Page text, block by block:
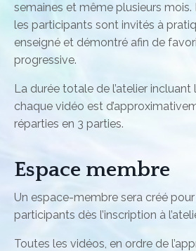
semaines et même plusieurs mois.
les participants sont invités à
enseigné et démontré afin de
progressive.
La durée totale de l’atelier
chaque vidéo est
réparties en 3 parties.
Espace membre
Un espace-membre sera créé
participants dès l’inscription à
Toutes les vidéos, en ordre de